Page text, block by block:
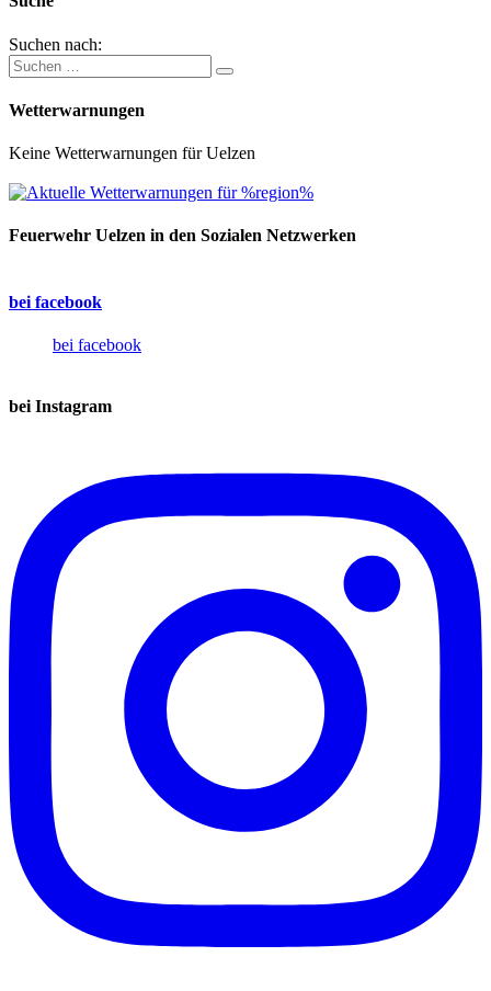
Suchen nach:
Wetterwarnungen
Keine Wetterwarnungen für Uelzen
Feuerwehr Uelzen in den Sozialen Netzwerken
bei facebook
bei facebook
bei Instagram